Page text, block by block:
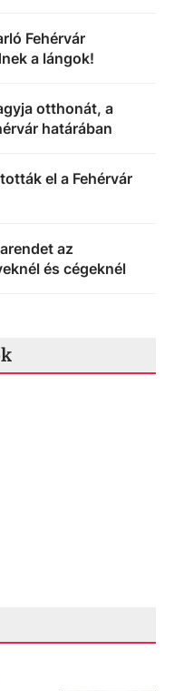
Fehérvár
a lángok!
otthonát, a
határában
el a Fehérvár
az
és cégeknél